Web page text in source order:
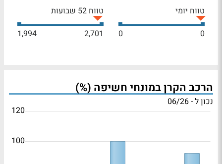
טווח יומי
0
0
טווח 52 שבועות
2,701
1,994
הרכב הקרן במונחי חשיפה (%)
נכון ל - 06/26
100
120